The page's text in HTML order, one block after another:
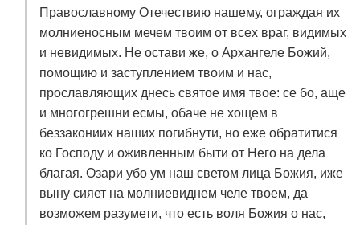
Православному Отечествию нашему, ограждая их
молниеносным мечем твоим от всех враг, видимых
и невидимых. Не остави же, о Архангеле Божий,
помощию и заступлением твоим и нас,
прославляющих днесь святое имя твое: се бо, аще
и многогрешни есмы, обаче не хощем в
беззакониих наших погибнути, но еже обратитися
ко Господу и оживленным быти от Него на дела
благая. Озари убо ум наш светом лица Божия, иже
выну сияет на молниевиднем челе твоем, да
возможем разумети, что есть воля Божия о нас,